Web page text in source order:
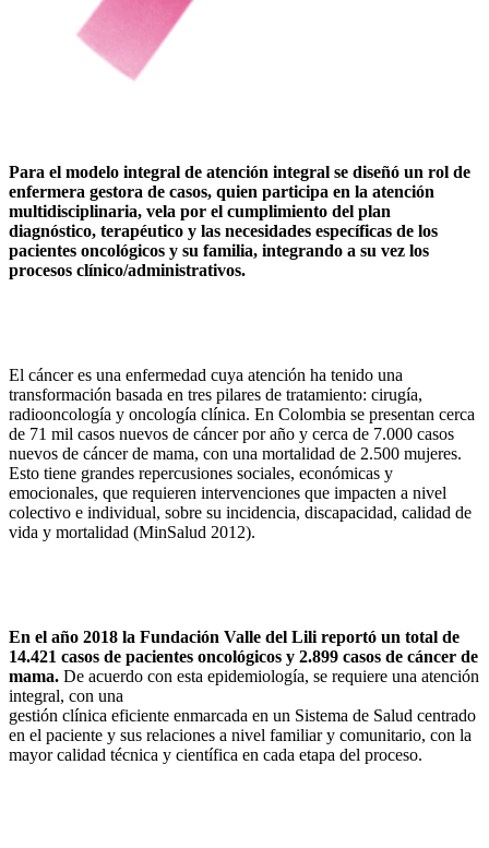
Para el modelo integral de atención integral se diseñó un rol de
enfermera gestora de casos, quien participa en la atención
multidisciplinaria, vela por el cumplimiento del plan
diagnóstico, terapéutico y las necesidades específicas de los
pacientes oncológicos y su familia, integrando a su vez los
procesos clínico/administrativos.
El cáncer es una enfermedad cuya atención ha tenido una
transformación basada en tres pilares de tratamiento: cirugía,
radiooncología y oncología clínica. En Colombia se presentan cerca
de 71 mil casos nuevos de cáncer por año y cerca de 7.000 casos
nuevos de cáncer de mama, con una mortalidad de 2.500 mujeres.
Esto tiene grandes repercusiones sociales, económicas y
emocionales, que requieren intervenciones que impacten a nivel
colectivo e individual, sobre su incidencia, discapacidad, calidad de
vida y mortalidad (MinSalud 2012).
En el año 2018 la Fundación Valle del Lili reportó un total de
14.421 casos de pacientes oncológicos y 2.899 casos de cáncer de
mama. De acuerdo con esta epidemiología, se requiere una atención
integral, con una
gestión clínica eficiente enmarcada en un Sistema de Salud centrado
en el paciente y sus relaciones a nivel familiar y comunitario, con la
mayor calidad técnica y científica en cada etapa del proceso.